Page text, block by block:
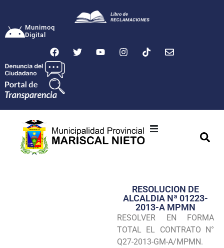
Munimoq
Digital
Transparencia
Seguridad
Programas
RESOLUCION DE
ALCALDIA Nª 01223-
2013-A MPMN
RESOLVER EN FORMA
TOTAL EL CONTRATO N°
Q27-2013-GM-A/MPMN.